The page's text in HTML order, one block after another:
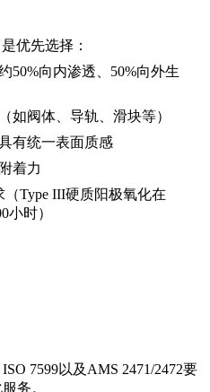
优先选择：
50%向内渗透、50%向外生
如阀体、导轨、滑块等）
有统一表面质感
着力
Type III硬质阳极氧化在
小时）
7599以及AMS 2471/2472要
务。